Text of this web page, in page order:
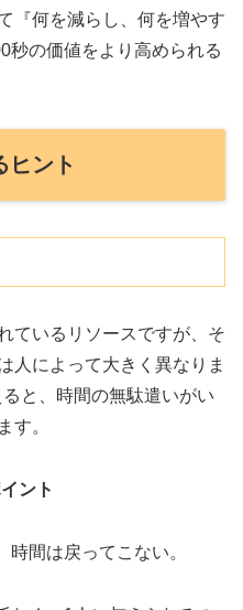
『何を減らし、何を増やす
秒の価値をより高められる
ヒント
ているリソースですが、そ
人によって大きく異なりま
と、時間の無駄遣いがい
す。
ント
時間は戻ってこない。